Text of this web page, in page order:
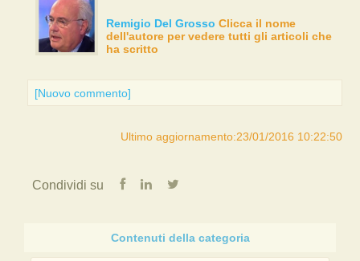
Remigio Del Grosso Clicca il nome
dell'autore per vedere tutti gli articoli che
ha scritto
[Nuovo commento]
Ultimo aggiornamento:23/01/2016 10:22:50
Condividi su